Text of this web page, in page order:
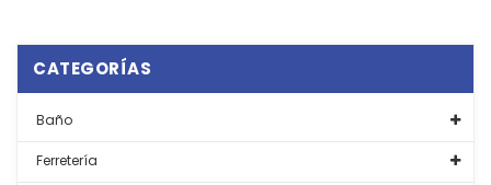
CATEGORÍAS
Baño
Ferretería